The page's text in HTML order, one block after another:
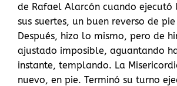
de Rafael Alarcón cuando ejecutó
sus suertes, un buen reverso de
Después, hizo lo mismo, pero de
ajustado imposible, aguantando
instante, templando. La
nuevo, en pie. Terminó su turno